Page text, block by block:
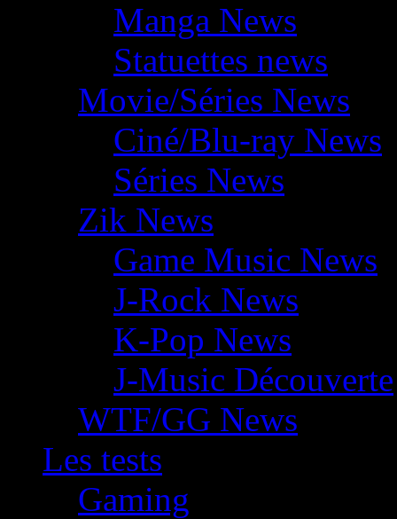
Manga News
Statuettes news
Movie/Séries News
Ciné/Blu-ray News
Séries News
Zik News
Game Music News
J-Rock News
K-Pop News
J-Music Découverte
WTF/GG News
Les tests
Gaming